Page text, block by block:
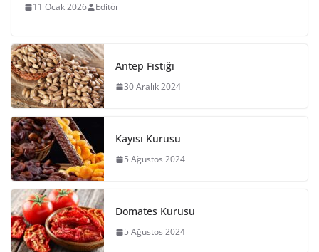
11 Ocak 2026 Editör
Antep Fıstığı
30 Aralık 2024
Kayısı Kurusu
5 Ağustos 2024
Domates Kurusu
5 Ağustos 2024